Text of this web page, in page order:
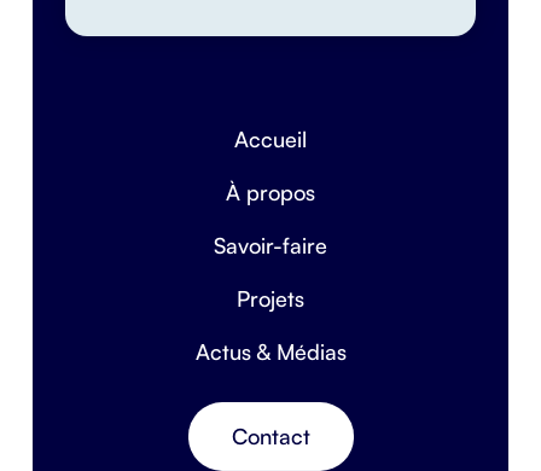
Accueil
À propos
Savoir-faire
Projets
Actus & Médias
Contact